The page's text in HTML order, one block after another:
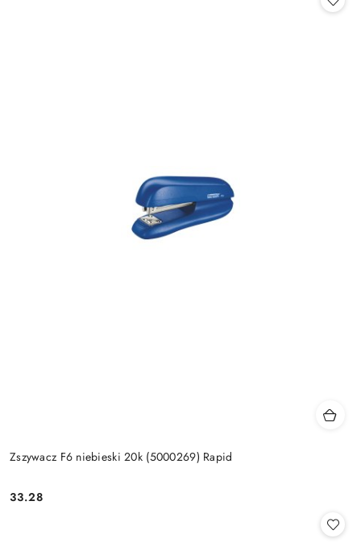
Zszywacz F6 niebieski 20k (5000269) Rapid
Cena:
33.28